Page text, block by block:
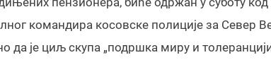
командира косовске полиције за Север
да је циљ скупа „подршка миру и